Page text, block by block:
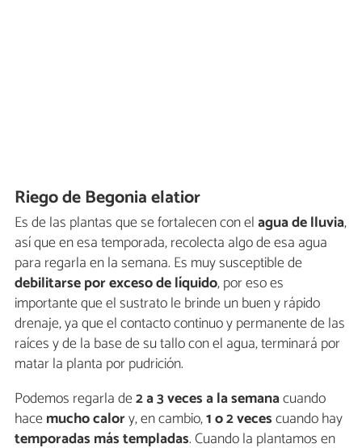
Riego de Begonia elatior
Es de las plantas que se fortalecen con elagua de lluvia,
así que en esa temporada, recolecta algo de esa agua
para regarla en la semana. Es muy susceptible de
debilitarse por exceso de líquido, por eso es
importante que el sustrato le brinde un buen y rápido
drenaje, ya que el contacto continuo y permanente de las
raíces y de la base de su tallo con el agua, terminará por
matar la planta por pudrición.
Podemos regarla de2 a 3 veces a la semanacuando
hacemucho calory, en cambio,1 o 2 vecescuando hay
temporadas más templadas. Cuando la plantamos en